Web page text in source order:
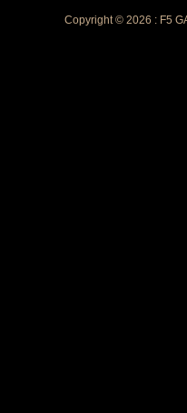
Copyright © 2026 : F5